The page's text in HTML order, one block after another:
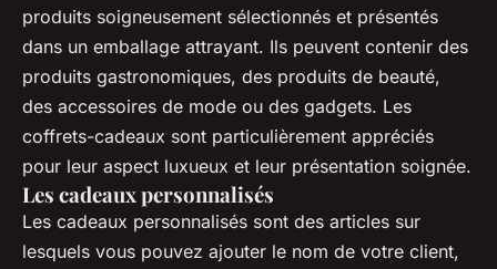
produits soigneusement sélectionnés et présentés
dans un emballage attrayant. Ils peuvent contenir des
produits gastronomiques, des produits de beauté,
des accessoires de mode ou des gadgets. Les
coffrets-cadeaux sont particulièrement appréciés
pour leur aspect luxueux et leur présentation soignée.
Les cadeaux personnalisés
Les cadeaux personnalisés sont des articles sur
lesquels vous pouvez ajouter le nom de votre client,